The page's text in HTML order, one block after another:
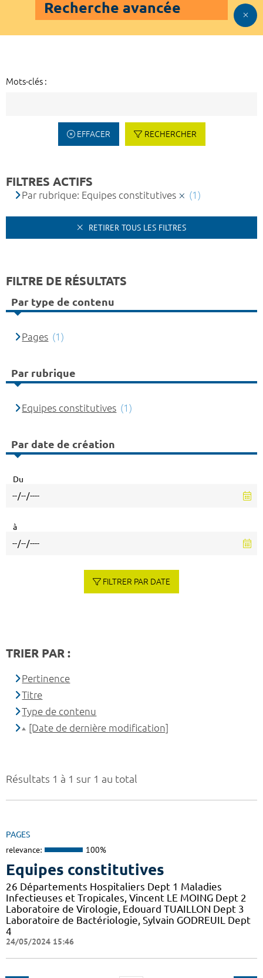
Recherche avancée
Mots-clés :
EFFACER RECHERCHER
Résultats 1 à 1 sur 1 au total
PAGES
relevance: 100%
Equipes constitutives
26 Départements Hospitaliers Dept 1 Maladies
Infectieuses et Tropicales, Vincent LE MOING Dept 2
Laboratoire de Virologie, Edouard TUAILLON Dept 3
Laboratoire de Bactériologie, Sylvain GODREUIL Dept
4
24/05/2024 15:46
FILTRES ACTIFS
Par rubrique: Equipes constitutives (1)
RETIRER TOUS LES FILTRES
FILTRE DE RÉSULTATS
Par type de contenu
Pages (1)
Par rubrique
Equipes constitutives (1)
Par date de création
Du
à
FILTRER PAR DATE
TRIER PAR :
Pertinence
Titre
Type de contenu
[Date de dernière modification]